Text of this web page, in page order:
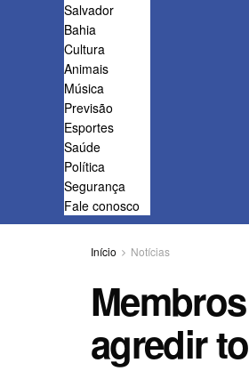
Salvador
Bahia
Cultura
Animais
Música
Previsão
Esportes
Saúde
Política
Segurança
Fale conosco
Início Notícias
agredir